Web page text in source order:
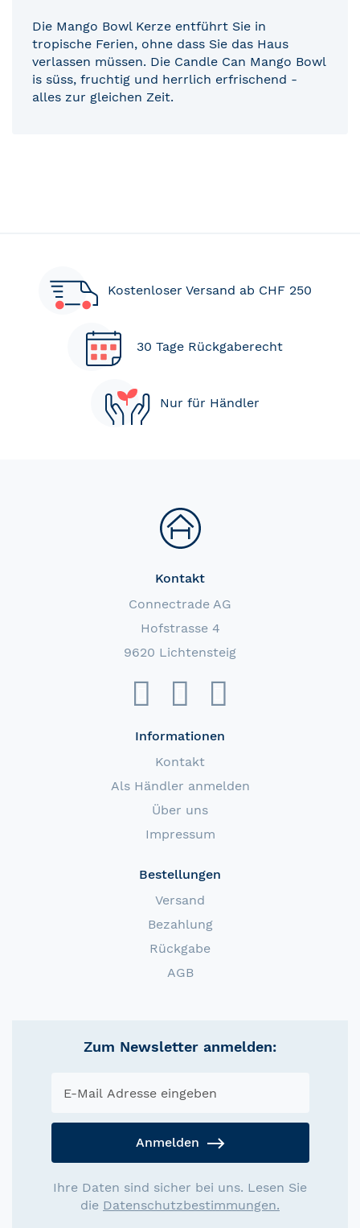
Die Mango Bowl Kerze entführt Sie in
tropische Ferien, ohne dass Sie das Haus
verlassen müssen. Die Candle Can Mango Bowl
is süss, fruchtig und herrlich erfrischend -
alles zur gleichen Zeit.
Kostenloser Versand ab CHF 250
30 Tage Rückgaberecht
Nur für Händler
Kontakt
Connectrade AG
Hofstrasse 4
9620 Lichtensteig
Informationen
Kontakt
Als Händler anmelden
Über uns
Impressum
Bestellungen
Versand
Bezahlung
Rückgabe
AGB
Zum Newsletter anmelden:
Anmelden
Ihre Daten sind sicher bei uns. Lesen Sie
die Datenschutzbestimmungen.